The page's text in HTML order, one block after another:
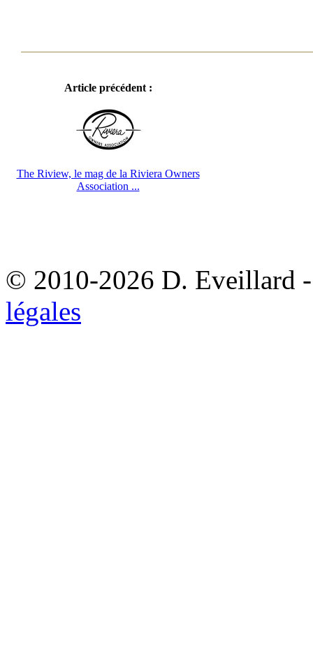
Article précédent :
The Riview, le mag de la Riviera Owners
Association ...
© 2010-2026 D. Eveillard
légales